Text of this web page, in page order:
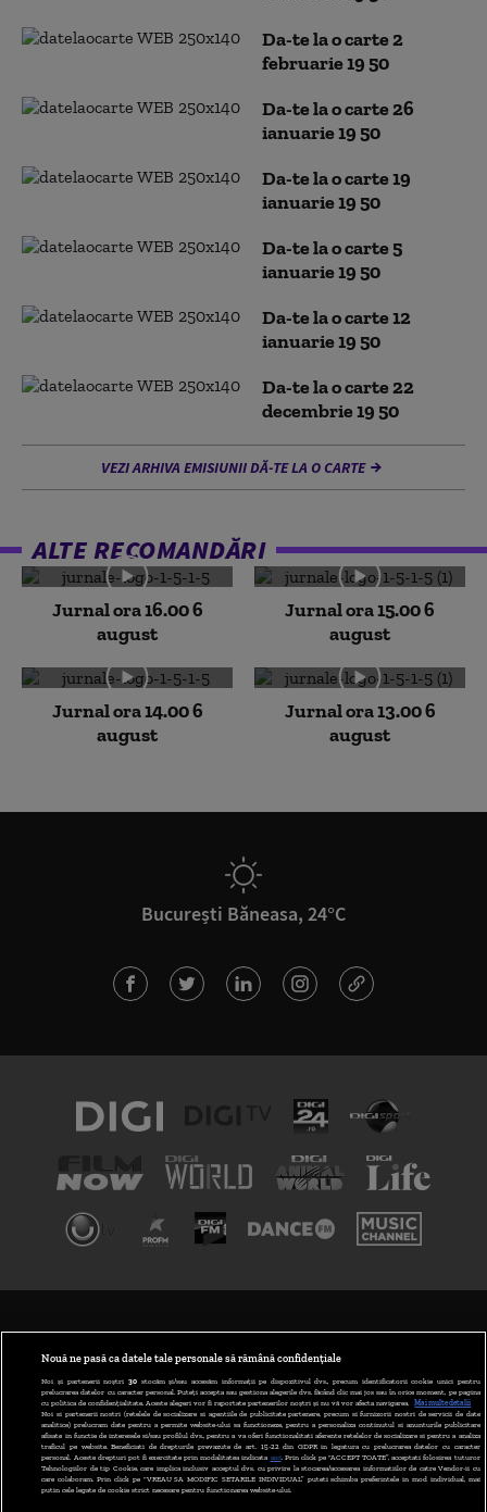
Da-te la o carte 2
februarie 19 50
Da-te la o carte 26
ianuarie 19 50
Da-te la o carte 19
ianuarie 19 50
Da-te la o carte 5
ianuarie 19 50
Da-te la o carte 12
ianuarie 19 50
Da-te la o carte 22
decembrie 19 50
VEZI ARHIVA EMISIUNII DĂ-TE LA O CARTE
ALTE RECOMANDĂRI
Jurnal ora 16.00 6
august
Jurnal ora 15.00 6
august
Jurnal ora 14.00 6
august
Jurnal ora 13.00 6
august
București Băneasa, 24°C
ABONARE DIGI TV
GESTIONAȚI PREFERINȚELE
CODUL DIGI24
CAMERE WEB
Nouă ne pasă ca datele tale personale să rămână confidențiale
Noi și partenerii noștri 30stocăm și/sau accesăm informații pe dispozitivul dvs., precum identificatorii cookie unici pentru
prelucrarea datelor cu caracter personal. Puteți accepta sau gestiona alegerile dvs. făcând clic mai jos sau în orice moment, pe pagina
cu politica de confidențialitate. Aceste alegeri vor fi raportate partenerilor noștri și nu vă vor afecta navigarea.
Mai multe detalii
Noi si partenerii nostri (retelele de socializare si agentiile de publicitate partenere, precum si furnizorii nostri de servicii de date
analitice) prelucram date pentru a permite website-ului sa functioneze, pentru a personaliza continutul si anunturile publicitare
afisate in functie de interesele si/sau profilul dvs., pentru a va oferi functionalitati aferente retelelor de socializare si pentru a analiza
traficul pe website. Beneficiati de drepturile prevazute de art. 15-22 din GDPR in legatura cu prelucrarea datelor cu caracter
personal. Aceste drepturi pot fi exercitate prin modalitatea indicata aici. Prin click pe “ACCEPT TOATE”, acceptati folosirea tuturor
Tehnologiilor de tip Cookie, care implica inclusiv acceptul dvs. cu privire la stocarea/accesarea informatiilor de catre Vendor-ii cu
care colaboram. Prin click pe “VREAU SA MODIFIC SETARILE INDIVIDUAL” puteti schimba preferintele in mod individual, mai
putin cele legate de cookie strict necesare pentru functionarea website-ului.